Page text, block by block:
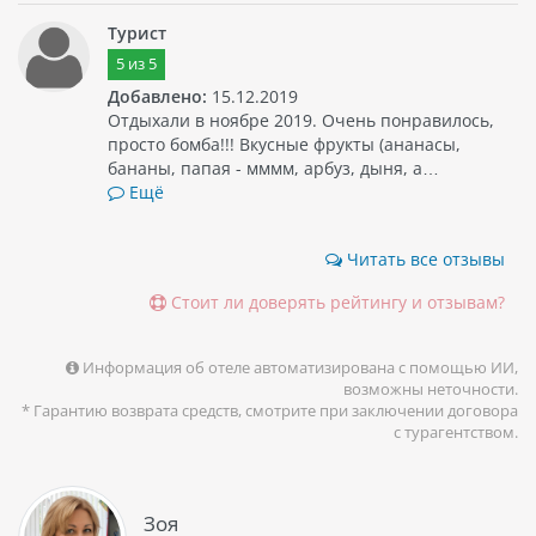
Отель предлагает широкий выбор активных видов спорта,
таких как водный спорт, теннис, гольф, фитнес-центр и
другие развлечения.
Общее впечатление об отеле IBEROSTAR PUNTA CANA – это
комфортабельный и красивый отель с различными
развлечениями для гостей всех возрастов. Он расположен
в живописном регионе Пунта Кана, который является
Турист
5из 5
Добавлено: 15.12.2019
Отдыхали в ноябре 2019. Очень понравилось,
просто бомба!!! Вкусные фрукты (ананасы,
бананы, папая - мммм, арбуз, дыня, а…
Ещё
Читать все отзывы
Стоит ли доверять рейтингу и отзывам?
Информация об отеле автоматизирована с помощью ИИ,
возможны неточности.
* Гарантию возврата средств, смотрите при заключении договора
с турагентством.
Зоя